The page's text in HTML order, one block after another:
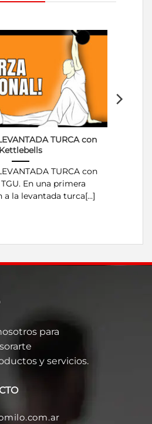
TURCA con
Kettlebells
TURCA con
En una primera
la levantada turca[...]
para
y servicios.